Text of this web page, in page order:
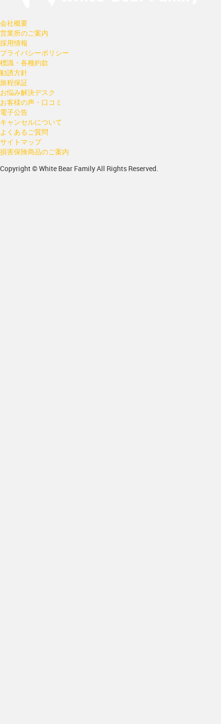
会社概要
営業所のご案内
採用情報
プライバシーポリシー
標識・各種約款
勧誘方針
旅程保証
お悩み解決デスク
お客様の声・口コミ
電子公告
キャンセルについて
よくあるご質問
サイトマップ
損害保険商品のご案内
Copyright © White Bear Family All Rights Reserved.